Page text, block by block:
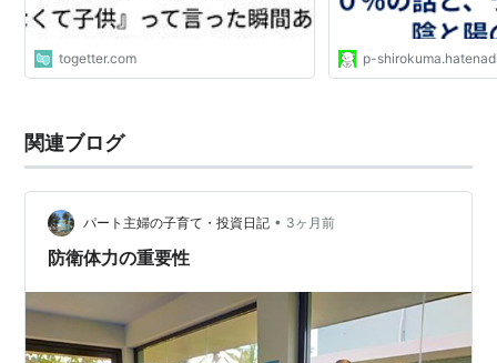
togetter.com p-
関連ブログ
パート主婦の子育て・投資日記 • 3ヶ月前
防衛体力の重要性